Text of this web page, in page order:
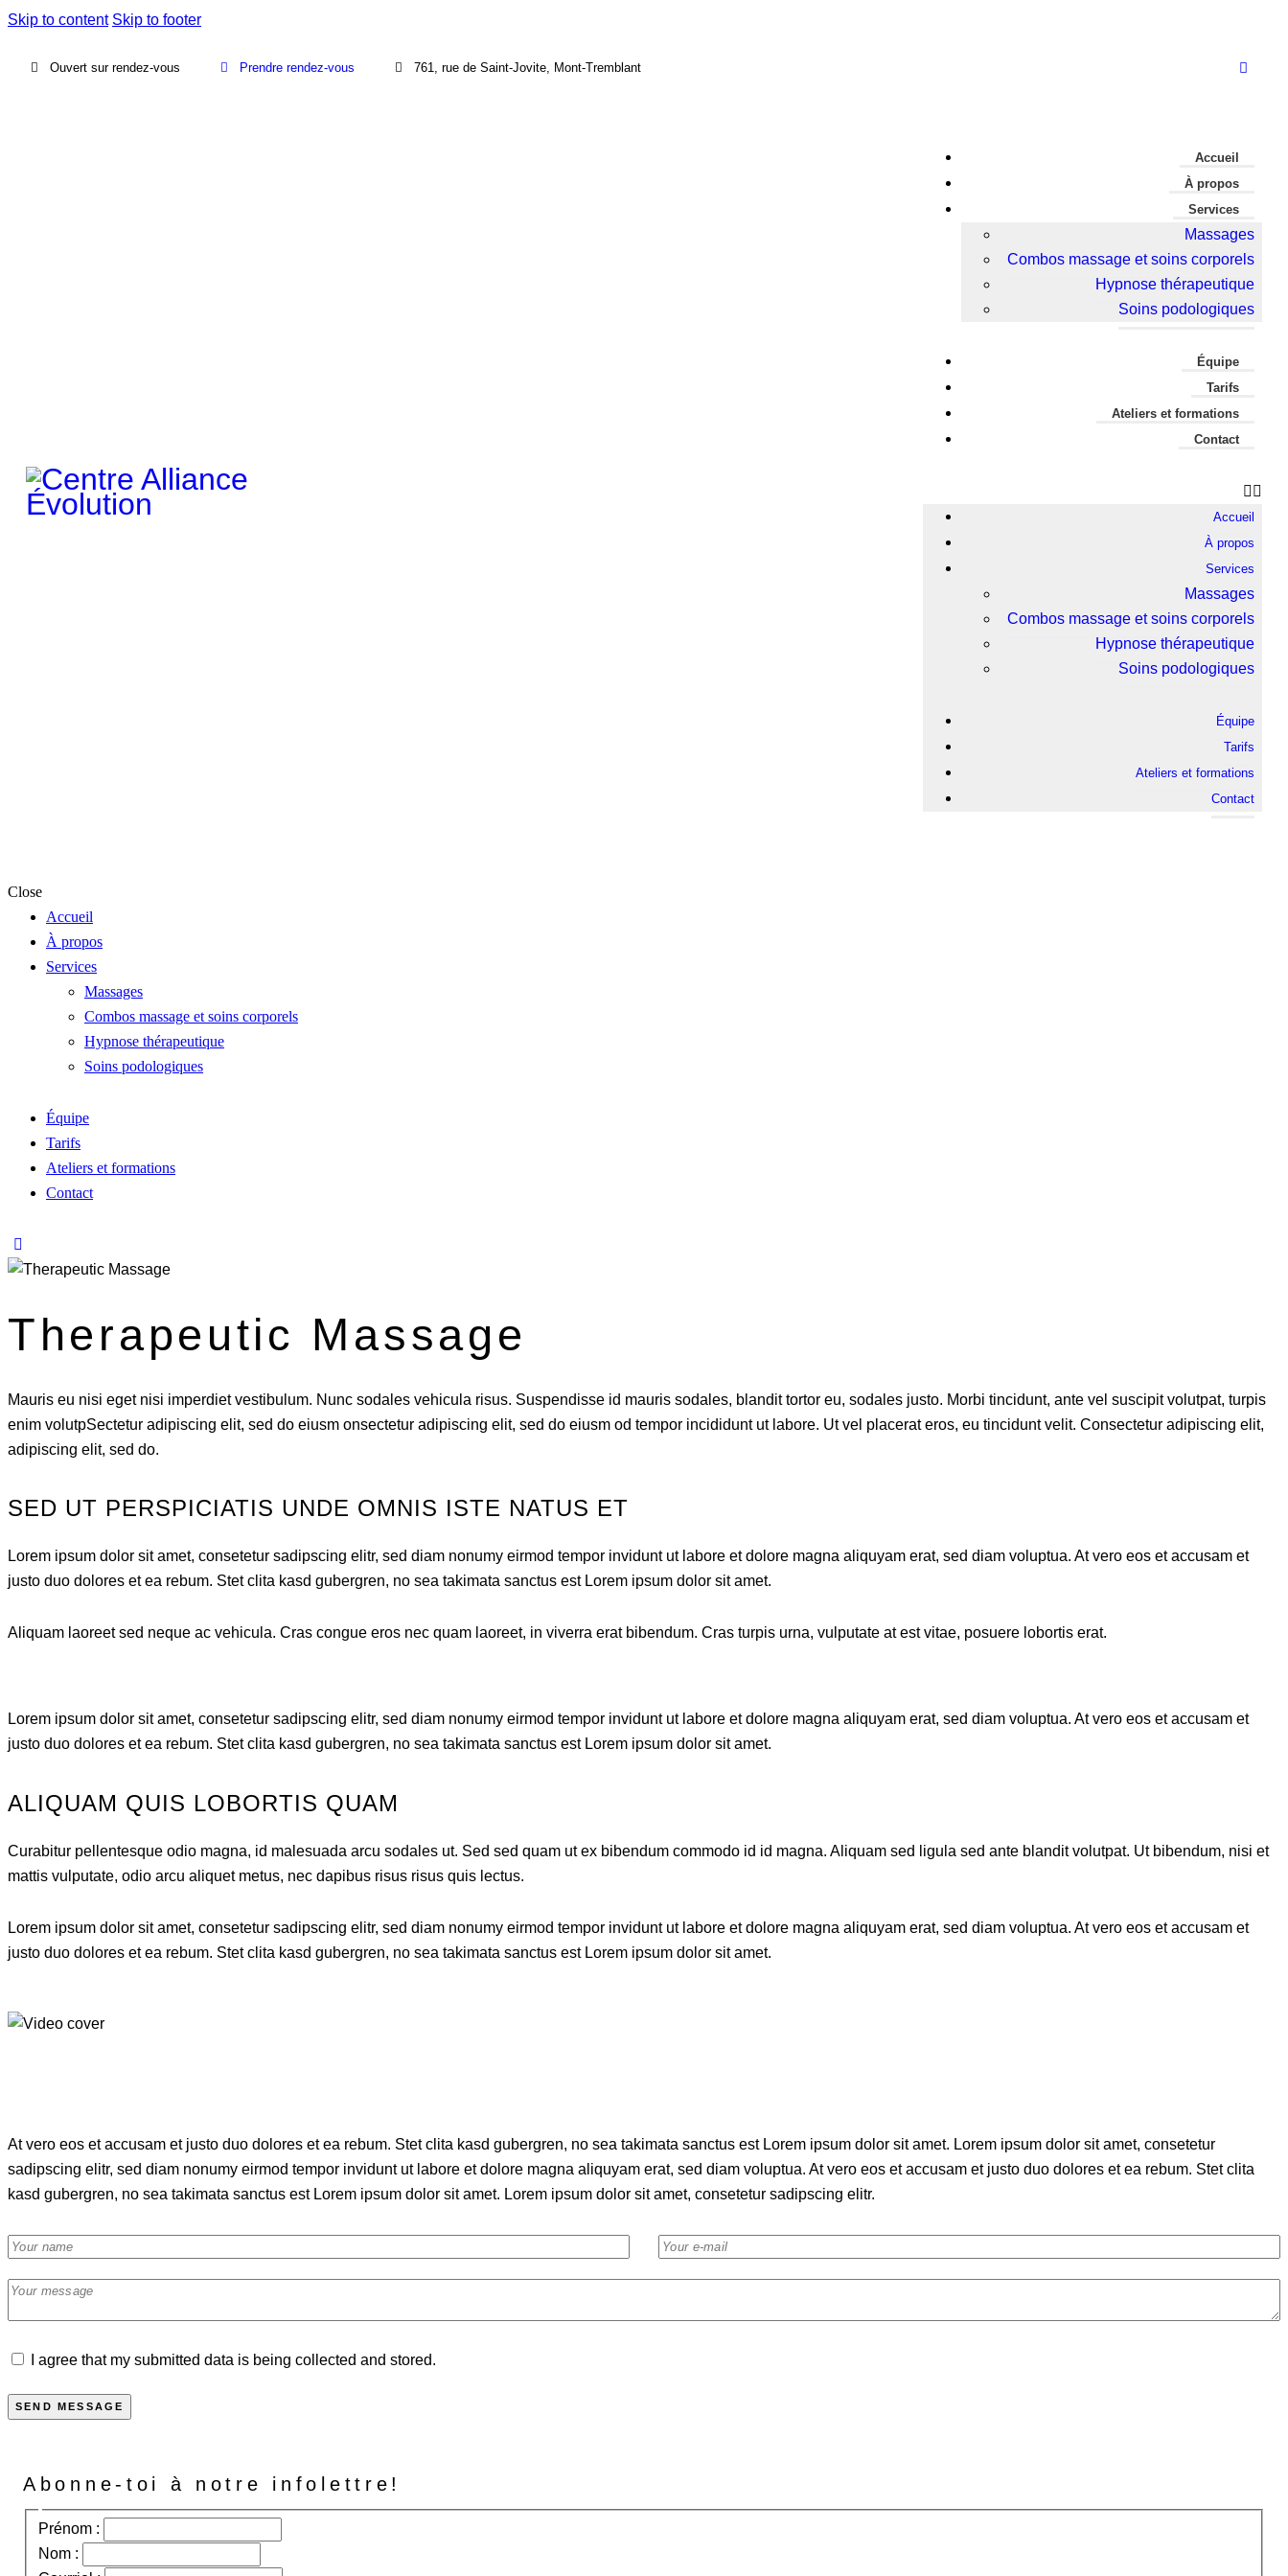
Skip to content Skip to footer
Ouvert sur rendez-vous Prendre rendez-vous 761, rue de Saint-Jovite, Mont-Tremblant
Accueil
À propos
Services
Massages
Combos massage et soins corporels
Hypnose thérapeutique
Soins podologiques
Équipe
Tarifs
Ateliers et formations
Contact
Accueil
À propos
Services
Massages
Combos massage et soins corporels
Hypnose thérapeutique
Soins podologiques
Équipe
Tarifs
Ateliers et formations
Contact
Close
Accueil
À propos
Services
Massages
Combos massage et soins corporels
Hypnose thérapeutique
Soins podologiques
Équipe
Tarifs
Ateliers et formations
Contact
Therapeutic Massage
Mauris eu nisi eget nisi imperdiet vestibulum. Nunc sodales vehicula risus. Suspendisse id mauris sodales, blandit tortor eu, sodales justo. Morbi tincidunt, ante vel suscipit volutpat, turpis
enim volutpSectetur adipiscing elit, sed do eiusm onsectetur adipiscing elit, sed do eiusm od tempor incididunt ut labore. Ut vel placerat eros, eu tincidunt velit. Consectetur adipiscing elit,
adipiscing elit, sed do.
SED UT PERSPICIATIS UNDE OMNIS ISTE NATUS ET
Lorem ipsum dolor sit amet, consetetur sadipscing elitr, sed diam nonumy eirmod tempor invidunt ut labore et dolore magna aliquyam erat, sed diam voluptua. At vero eos et accusam et
justo duo dolores et ea rebum. Stet clita kasd gubergren, no sea takimata sanctus est Lorem ipsum dolor sit amet.
Aliquam laoreet sed neque ac vehicula. Cras congue eros nec quam laoreet, in viverra erat bibendum. Cras turpis urna, vulputate at est vitae, posuere lobortis erat.
Lorem ipsum dolor sit amet, consetetur sadipscing elitr, sed diam nonumy eirmod tempor invidunt ut labore et dolore magna aliquyam erat, sed diam voluptua. At vero eos et accusam et
justo duo dolores et ea rebum. Stet clita kasd gubergren, no sea takimata sanctus est Lorem ipsum dolor sit amet.
ALIQUAM QUIS LOBORTIS QUAM
Curabitur pellentesque odio magna, id malesuada arcu sodales ut. Sed sed quam ut ex bibendum commodo id id magna. Aliquam sed ligula sed ante blandit volutpat. Ut bibendum, nisi et
mattis vulputate, odio arcu aliquet metus, nec dapibus risus risus quis lectus.
Lorem ipsum dolor sit amet, consetetur sadipscing elitr, sed diam nonumy eirmod tempor invidunt ut labore et dolore magna aliquyam erat, sed diam voluptua. At vero eos et accusam et
justo duo dolores et ea rebum. Stet clita kasd gubergren, no sea takimata sanctus est Lorem ipsum dolor sit amet.
At vero eos et accusam et justo duo dolores et ea rebum. Stet clita kasd gubergren, no sea takimata sanctus est Lorem ipsum dolor sit amet. Lorem ipsum dolor sit amet, consetetur
sadipscing elitr, sed diam nonumy eirmod tempor invidunt ut labore et dolore magna aliquyam erat, sed diam voluptua. At vero eos et accusam et justo duo dolores et ea rebum. Stet clita
kasd gubergren, no sea takimata sanctus est Lorem ipsum dolor sit amet. Lorem ipsum dolor sit amet, consetetur sadipscing elitr.
I agree that my submitted data is being collected and stored.
SEND MESSAGE
Abonne-toi à notre infolettre!
Prénom :
Nom :